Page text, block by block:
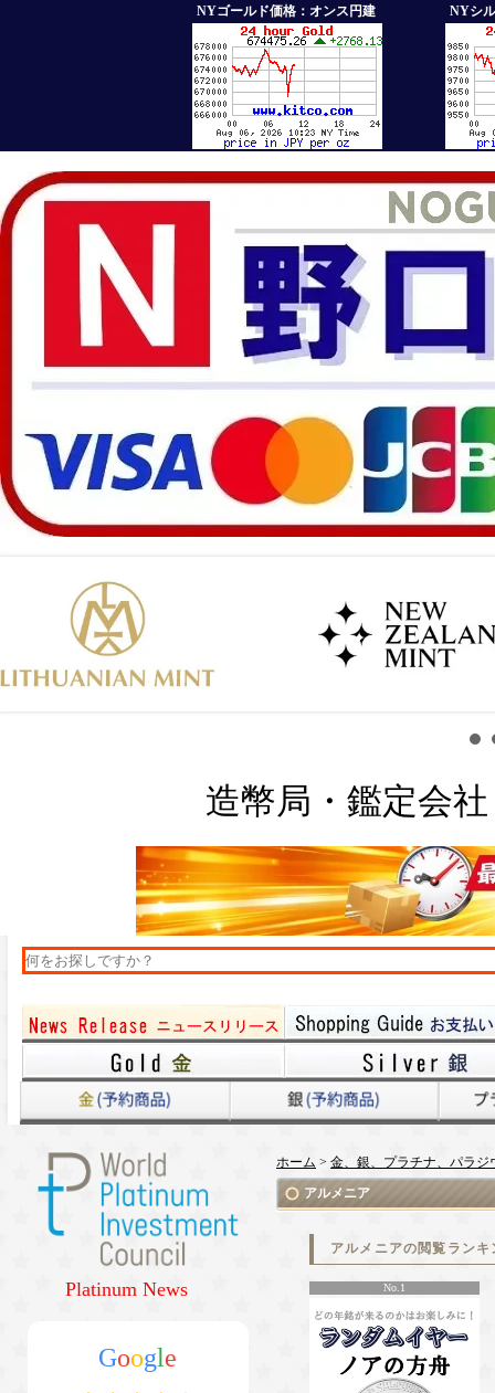
NYゴールド価格：オンス円建 NYシ
造幣局・鑑定会
Platinum News
Google
ホーム > 金、銀、プラチナ、パラジ
アルメニア
アルメニアの閲覧ランキ
No.1